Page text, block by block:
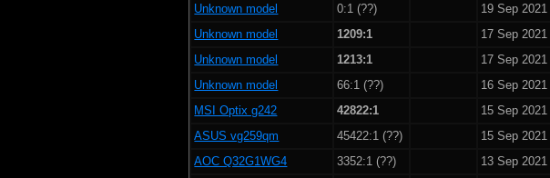
Unknown model
0:1 (??)
19 Sep 2021
Unknown model
1209:1
17 Sep 2021
Unknown model
1213:1
17 Sep 2021
Unknown model
66:1 (??)
16 Sep 2021
MSI Optix g242
42822:1
15 Sep 2021
ASUS vg259qm
45422:1 (??)
15 Sep 2021
AOC Q32G1WG4
3352:1 (??)
13 Sep 2021